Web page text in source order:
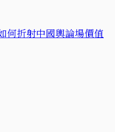
何折射中國輿論場價值